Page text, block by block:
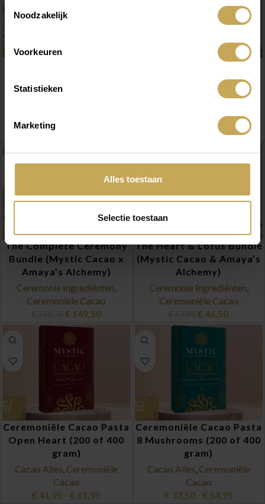
Noodzakelijk
Voorkeuren
Statistieken
Marketing
Alles toestaan
Selectie toestaan
Spiritueel - Accessoires
Blauwe Lotus Bloem Bio
(Amaya’s Alchemy) 15 of
50g hele bloemen –
Ceremonie Ingrediënten
42,50
-8%
The Complete Ceremony
Bundle (Mystic Cacao x
Amaya’s Alchemy)
Ceremonie Ingrediënten,
Ceremoniële Cacao
€ 149,50
-20%
The Heart & Lotus Bundle
(Mystic Cacao & Amaya’s
Alchemy)
Ceremonie Ingrediënten,
Ceremoniële Cacao
€ 46,50
Ceremoniële Cacao Pasta
Open Heart (200 of 400
gram)
Cacao Alles, Ceremoniële
Cacao
€ 41,95 - € 61,95
Ceremoniële Cacao Pasta
8 Mushrooms (200 of 400
gram)
Cacao Alles, Ceremoniële
Cacao
€ 37,50 - € 54,95